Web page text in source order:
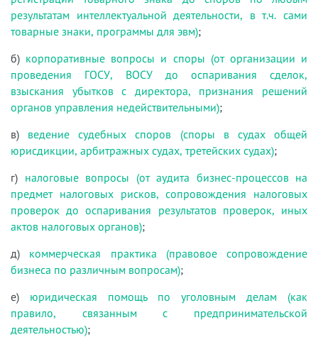
результатам интеллектуальной деятельности, в т.ч. сами
товарные знаки, программы для эвм);
б) корпоративные вопросы и споры (от организации и
проведения ГОСУ, ВОСУ до оспаривания сделок,
взыскания убытков с директора, признания решений
органов управления недействительными);
в) ведение судебных споров (споры в судах общей
юрисдикции, арбитражных судах, третейских судах);
г) налоговые вопросы (от аудита бизнес-процессов на
предмет налоговых рисков, сопровождения налоговых
проверок до оспаривания результатов проверок, иных
актов налоговых органов);
д) коммерческая практика (правовое сопровождение
бизнеса по различным вопросам);
е) юридическая помощь по уголовным делам (как
правило, связанным с предпринимательской
деятельностью);